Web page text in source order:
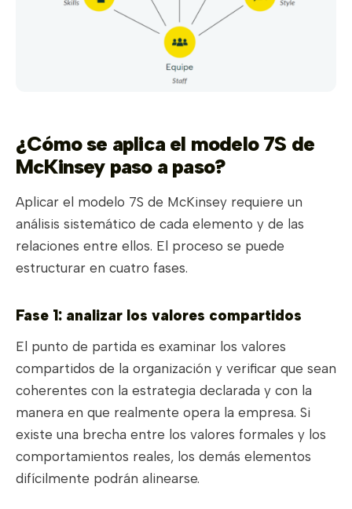
¿Cómo se aplica el modelo 7S de
McKinsey paso a paso?
Aplicar el modelo 7S de McKinsey requiere un
análisis sistemático de cada elemento y de las
relaciones entre ellos. El proceso se puede
estructurar en cuatro fases.
Fase 1: analizar los valores compartidos
El punto de partida es examinar los valores
compartidos de la organización y verificar que sean
coherentes con la estrategia declarada y con la
manera en que realmente opera la empresa. Si
existe una brecha entre los valores formales y los
comportamientos reales, los demás elementos
difícilmente podrán alinearse.